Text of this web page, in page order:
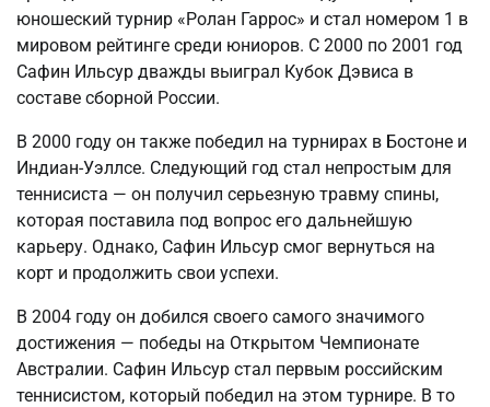
юношеский турнир «Ролан Гаррос» и стал номером 1 в
мировом рейтинге среди юниоров. С 2000 по 2001 год
Сафин Ильсур дважды выиграл Кубок Дэвиса в
составе сборной России.
В 2000 году он также победил на турнирах в Бостоне и
Индиан-Уэллсе. Следующий год стал непростым для
теннисиста — он получил серьезную травму спины,
которая поставила под вопрос его дальнейшую
карьеру. Однако, Сафин Ильсур смог вернуться на
корт и продолжить свои успехи.
В 2004 году он добился своего самого значимого
достижения — победы на Открытом Чемпионате
Австралии. Сафин Ильсур стал первым российским
теннисистом, который победил на этом турнире. В то